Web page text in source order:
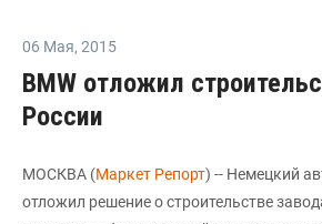
06 Мая, 2015
BMW отложил
России
МОСКВА (Маркет Репорт) -- Немецкий
отложил решение о строительстве